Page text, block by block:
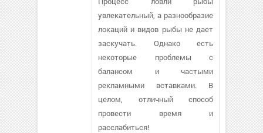
увлекательный, а разнообразие
локаций и видов рыбы не дает
заскучать. Однако есть
некоторые проблемы с
балансом и частыми
рекламными вставками. В
целом, отличный способ
провести время и
расслабиться!